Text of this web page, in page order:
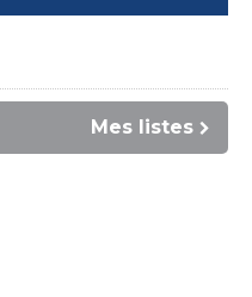
Mes listes